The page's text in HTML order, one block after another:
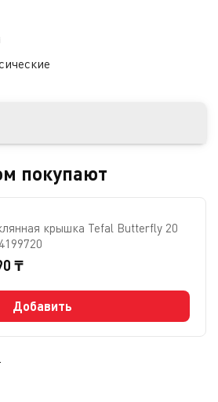
покупают
крышка Tefal Butterfly 20
₸
Добавить